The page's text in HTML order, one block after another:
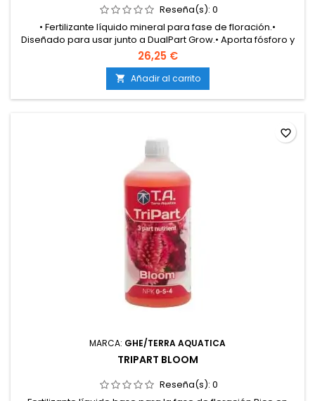
Reseña(s): 0
• Fertilizante líquido mineral para fase de floración.•
Diseñado para usar junto a DualPart Grow.• Aporta fósforo y
potasio en proporciones óptimas.• Mejora la calidad,
densidad y producción de flores.• Alta solubilidad y rápida
absorción.
26,25 €
 Añadir al carrito
MARCA: GHE/TERRA AQUATICA
TRIPART BLOOM
Reseña(s): 0
favorite_border